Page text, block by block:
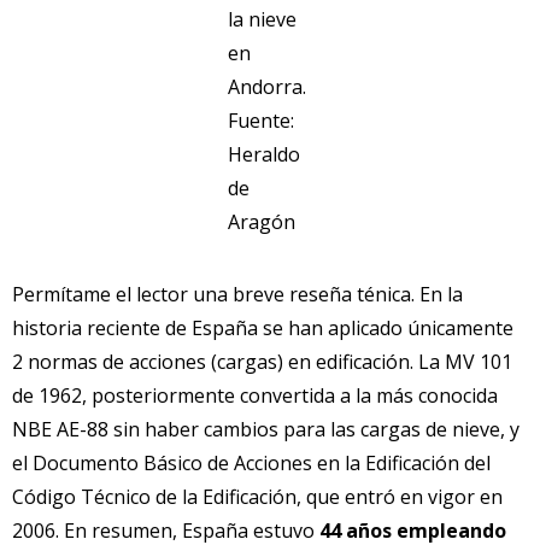
la nieve
en
Andorra.
Fuente:
Heraldo
de
Aragón
Permítame el lector una breve reseña ténica. En la
historia reciente de España se han aplicado únicamente
2 normas de acciones (cargas) en edificación. La MV 101
de 1962, posteriormente convertida a la más conocida
NBE AE-88 sin haber cambios para las cargas de nieve, y
el Documento Básico de Acciones en la Edificación del
Código Técnico de la Edificación, que entró en vigor en
2006. En resumen, España estuvo 44 años empleando